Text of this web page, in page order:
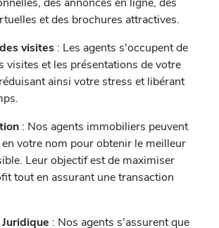
et des brochures attractives.
visites : Les agents s'occupent de
visites et les présentations de votre
ainsi votre stress et libérant
: Nos agents immobiliers peuvent
votre nom pour obtenir le meilleur
Leur objectif est de maximiser
tout en assurant une transaction
: Nos agents s'assurent que